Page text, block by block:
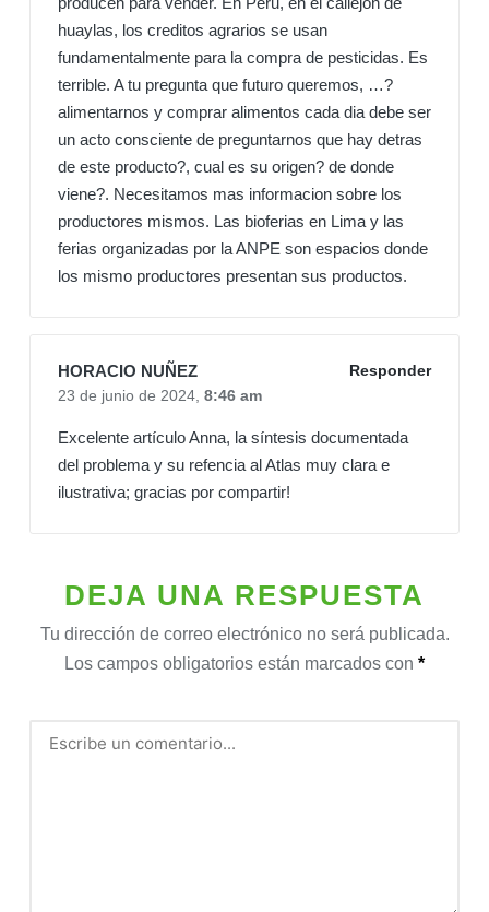
huaylas, los creditos agrarios se usan
fundamentalmente para la compra de pesticidas. Es
terrible. A tu pregunta que futuro queremos, …?
alimentarnos y comprar alimentos cada dia debe ser
un acto consciente de preguntarnos que hay detras
de este producto?, cual es su origen? de donde
viene?. Necesitamos mas informacion sobre los
productores mismos. Las bioferias en Lima y las
ferias organizadas por la ANPE son espacios donde
los mismo productores presentan sus productos.
HORACIO NUÑEZ
Responder
23 de junio de 2024, 8:46 am
Excelente artículo Anna, la síntesis documentada
del problema y su refencia al Atlas muy clara e
ilustrativa; gracias por compartir!
DEJA UNA RESPUESTA
Tu dirección de correo electrónico no será publicada.
Los campos obligatorios están marcados con *